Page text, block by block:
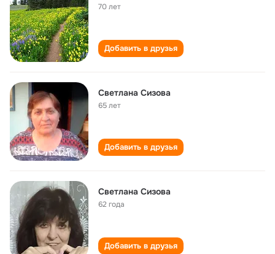
70 лет
Добавить в друзья
Светлана Сизова
65 лет
Добавить в друзья
Светлана Сизова
62 года
Добавить в друзья